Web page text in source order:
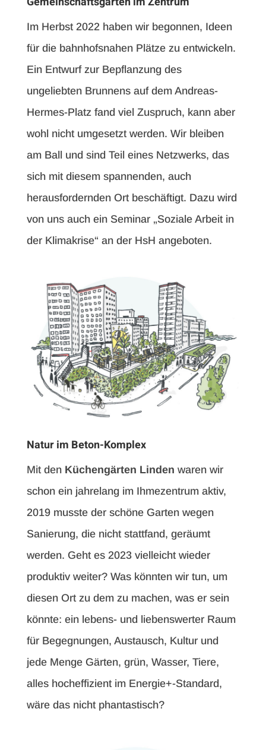
Im Herbst 2022 haben wir begonnen, Ideen
für die bahnhofsnahen Plätze zu entwickeln.
Ein Entwurf zur Bepflanzung des
ungeliebten Brunnens auf dem Andreas-
Hermes-Platz fand viel Zuspruch, kann aber
wohl nicht umgesetzt werden. Wir bleiben
am Ball und sind Teil eines Netzwerks, das
sich mit diesem spannenden, auch
herausfordernden Ort beschäftigt. Dazu wird
von uns auch ein Seminar „Soziale Arbeit in
der Klimakrise“ an der HsH angeboten.
Natur im Beton-Komplex
Mit den Küchengärten Linden waren wir
schon ein jahrelang im Ihmezentrum aktiv,
2019 musste der schöne Garten wegen
Sanierung, die nicht stattfand, geräumt
werden. Geht es 2023 vielleicht wieder
produktiv weiter? Was könnten wir tun, um
diesen Ort zu dem zu machen, was er sein
könnte: ein lebens- und liebenswerter Raum
für Begegnungen, Austausch, Kultur und
jede Menge Gärten, grün, Wasser, Tiere,
alles hocheffizient im Energie+-Standard,
wäre das nicht phantastisch?